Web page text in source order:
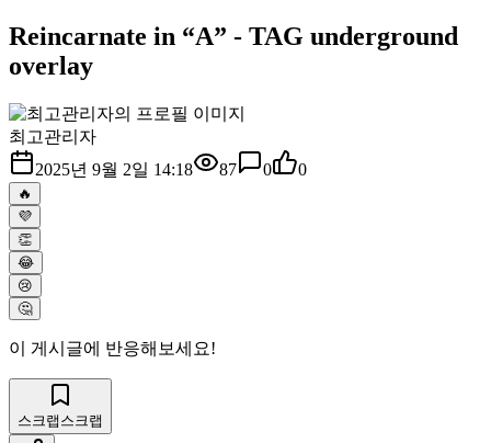
Reincarnate in “A” - TAG underground
overlay
최고관리자
2025년 9월 2일 14:18
87 0 0
🔥
💜
👏
😂
😢
🤔
이 게시글에 반응해보세요!
스크랩 스크랩